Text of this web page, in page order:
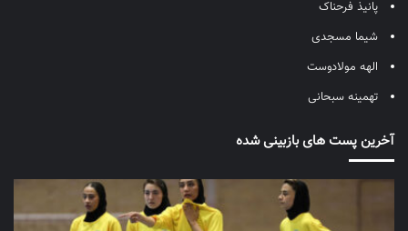
پانیذ فرحناک
شیما مسجدی
الهه مولادوست
تهمینه سبحانی
آخرین پست های بازبینی شده